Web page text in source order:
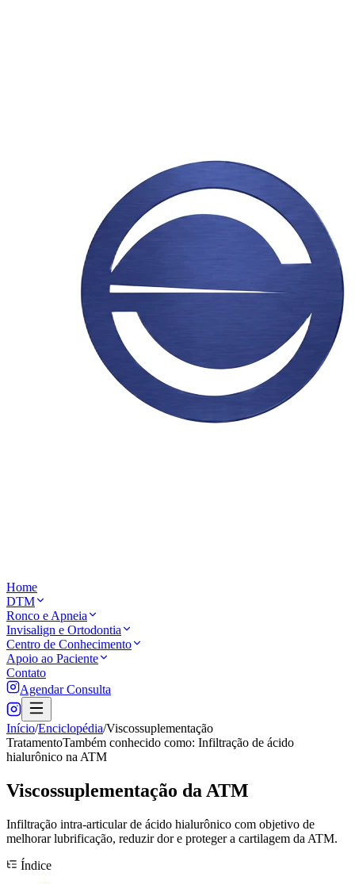
Home
DTM
Ronco e Apneia
Invisalign e Ortodontia
Centro de Conhecimento
Apoio ao Paciente
Contato
Agendar Consulta
Início/Enciclopédia/Viscossuplementação
TratamentoTambém conhecido como: Infiltração de ácido
hialurônico na ATM
Viscossuplementação da ATM
Infiltração intra-articular de ácido hialurônico com objetivo de
melhorar lubrificação, reduzir dor e proteger a cartilagem da ATM.
Índice